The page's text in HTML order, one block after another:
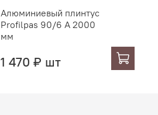
Алюминиевый плинтус
Profilpas 90/6 A 2000
мм
1 470 ₽ шт